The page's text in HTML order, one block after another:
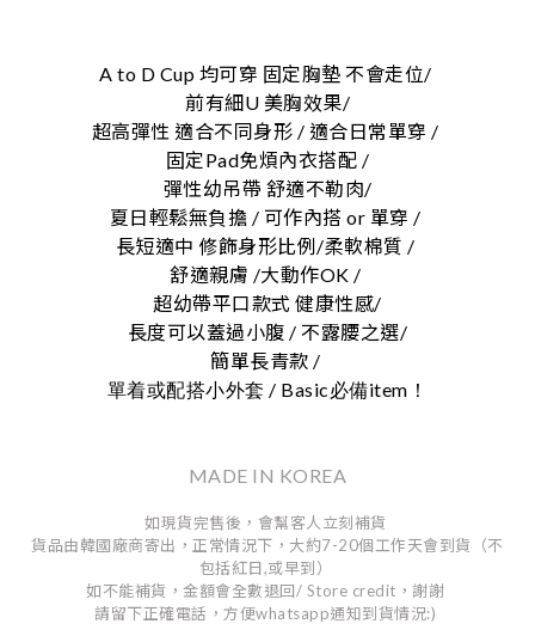
A to D Cup 均可穿 固定胸墊 不會走位/
前有細U 美胸效果/
超高彈性 適合不同身形 / 適合日常單穿 /
固定Pad免煩內衣搭配 /
彈性幼吊帶 舒適不勒肉/
夏日輕鬆無負擔 / 可作內搭 or 單穿 /
長短適中 修飾身形比例/柔軟棉質 /
舒適親膚 /大動作OK /
超幼帶平口款式 健康性感/
長度可以蓋過小腹 / 不露腰之選/
簡單長青款 /
單着或配搭小外套 / Basic必備item ！
MADE IN KOREA
如現貨完售後，會幫客人立刻補貨
貨品由韓國廠商寄出，正常情況下，大約7-20個工作天會到貨（不
包括紅日,或早到）
如不能補貨，金額會全數退回/ Store credit，謝謝
請留下正確電話，方便whatsapp通知到貨情況:)